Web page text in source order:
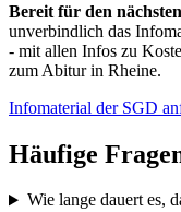
Bereit für den
unverbindlich das
- mit allen Infos zu
zum Abitur in Rheine.
Infomaterial der SGD
Häufige
Wie lange dauert es,